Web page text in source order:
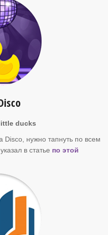
ducks
Disco, нужно тапнуть по всем
в статье по этой